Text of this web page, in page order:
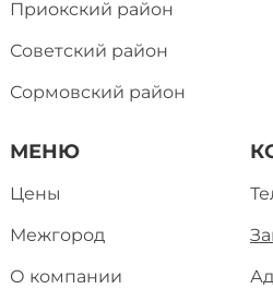
МЕНЮ
Цены
Межгород
О компании
Приокский район
Советский район
Сормовский район